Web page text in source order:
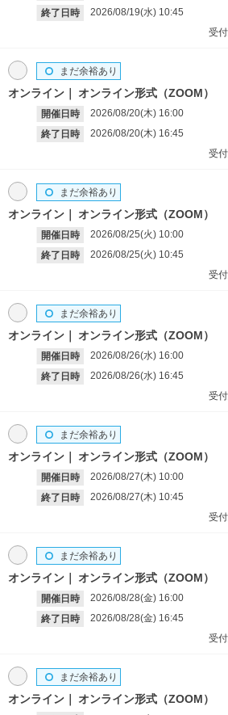
終了日時
2026/08/19(水) 10:45
受
オンライン オンライン形式（ZOOM）
開催日時 2026/08/20(木) 16:00
終了日時
2026/08/20(木) 16:45
まだ余裕あり
受
オンライン オンライン形式（ZOOM）
開催日時 2026/08/25(火) 10:00
終了日時
2026/08/25(火) 10:45
まだ余裕あり
受
オンライン オンライン形式（ZOOM）
開催日時 2026/08/26(水) 16:00
終了日時
2026/08/26(水) 16:45
まだ余裕あり
受
オンライン オンライン形式（ZOOM）
開催日時 2026/08/27(木) 10:00
終了日時
2026/08/27(木) 10:45
まだ余裕あり
受
オンライン オンライン形式（ZOOM）
開催日時 2026/08/28(金) 16:00
終了日時
2026/08/28(金) 16:45
まだ余裕あり
受
オンライン オンライン形式（ZOOM）
まだ余裕あり